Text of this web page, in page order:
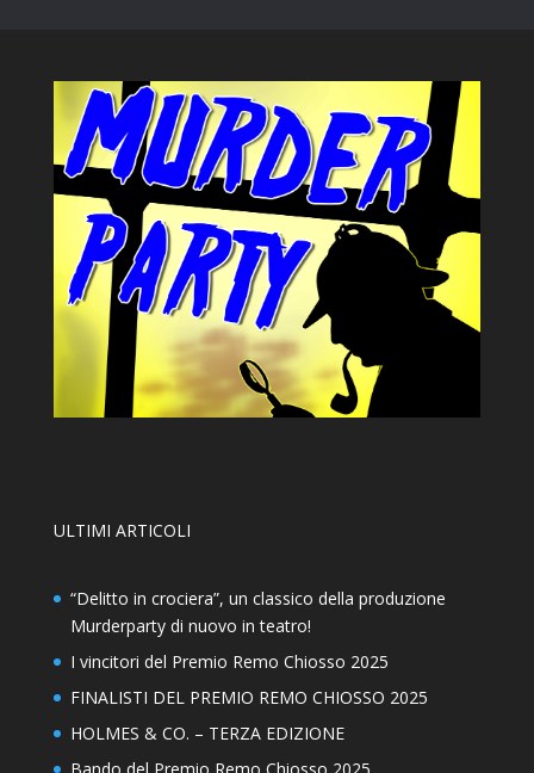
ULTIMI ARTICOLI
“Delitto in crociera”, un classico della produzione
Murderparty di nuovo in teatro!
I vincitori del Premio Remo Chiosso 2025
FINALISTI DEL PREMIO REMO CHIOSSO 2025
HOLMES & CO. – TERZA EDIZIONE